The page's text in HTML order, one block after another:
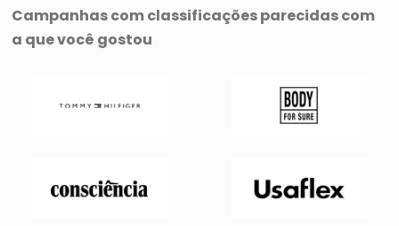
Campanhas com classificações parecidas com
a que você gostou